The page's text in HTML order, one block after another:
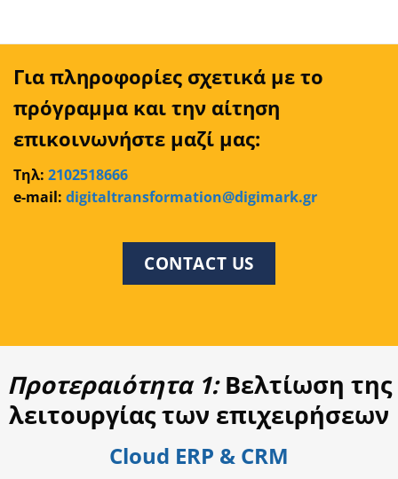
Για πληροφορίες σχετικά με το
πρόγραμμα και την αίτηση
επικοινωνήστε μαζί μας:
Τηλ: 2102518666
e-mail: digitaltransformation@digimark.gr
CONTACT US
Προτεραιότητα 1:Βελτίωση της
λειτουργίας των επιχειρήσεων
Cloud ERP & CRM